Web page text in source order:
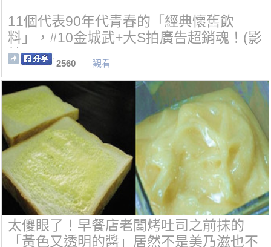
11個代表90年代青春的「經典懷舊飲
料」，#10金城武+大S拍廣告超銷魂！(影
片)
2560 觀看
太傻眼了！早餐店老闆烤吐司之前抹的
「黃色又透明的醬」居然不是美乃滋也不